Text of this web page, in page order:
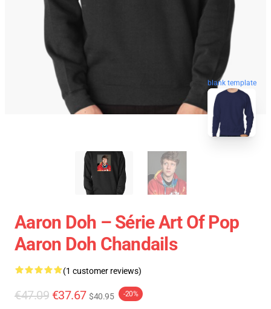
blank template
Aaron Doh – Série Art Of Pop
Aaron Doh Chandails
(1 customer reviews)
€47.09 €37.67 $40.95 -20%